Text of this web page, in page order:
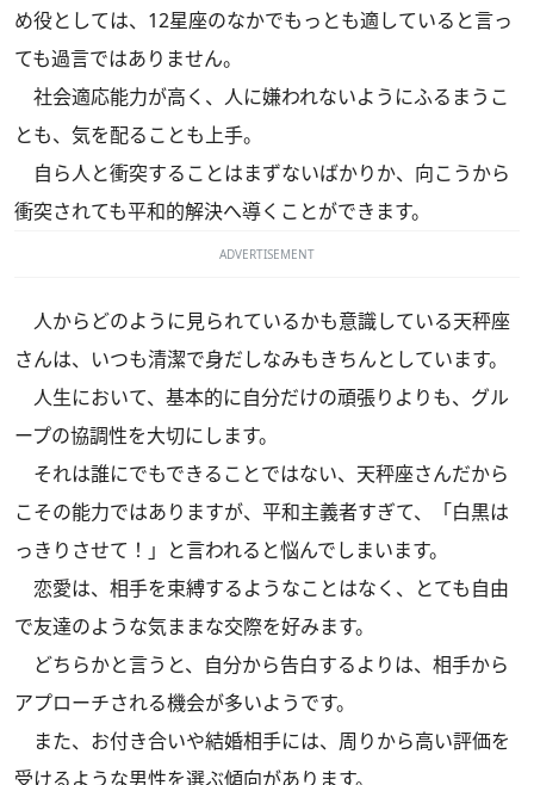
め役としては、12星座のなかでもっとも適していると言っ
ても過言ではありません。
社会適応能力が高く、人に嫌われないようにふるまうこ
とも、気を配ることも上手。
自ら人と衝突することはまずないばかりか、向こうから
衝突されても平和的解決へ導くことができます。
ADVERTISEMENT
人からどのように見られているかも意識している天秤座
さんは、いつも清潔で身だしなみもきちんとしています。
人生において、基本的に自分だけの頑張りよりも、グル
ープの協調性を大切にします。
それは誰にでもできることではない、天秤座さんだから
こその能力ではありますが、平和主義者すぎて、「白黒は
っきりさせて！」と言われると悩んでしまいます。
恋愛は、相手を束縛するようなことはなく、とても自由
で友達のような気ままな交際を好みます。
どちらかと言うと、自分から告白するよりは、相手から
アプローチされる機会が多いようです。
また、お付き合いや結婚相手には、周りから高い評価を
受けるような男性を選ぶ傾向があります。